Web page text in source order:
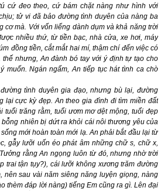
cứ đeo theo, cứ bám chặt nàng như hình với
tử vi đã bảo đường tình duyên của nàng ba
cơ mà. Với vốn liếng dành dụm và khả năng trời
nhiều thứ, từ tiền bạc, nhà cửa, xe hơi, máy
đồng tiền, cắt mắt hai mí, thậm chí đến việc có
thế nhưng, An đành bó tay với ý định tự tạo cho
muốn. Ngán ngẩm, An tiếp tục hát tình ca chờ
tình duyên gia đạo, nhưng bù lại, đường
lại cực kỳ đẹp. An theo gia đình đi tìm miền đất
tuổi trăng rằm, tuổi ươm mơ dệt mộng, tuổi đẹp
nhiên bị dứt ra khỏi cái nôi thương yêu của
mới hoàn toàn mới lạ. An phải bắt đầu lại từ
gẫy lưỡi uốn éo phát âm những chữ s, chữ x,
rằng An ngọng luôn từ đó, nhưng nhờ trời
trai tận tụy?), cái lưỡi không xương trăm đường
nên sau vài năm siêng năng luyện giọng, nàng
thèm đáp lời nàng) tiếng Em cũng ra gì. Lên đại